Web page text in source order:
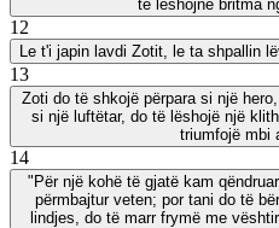
të lëshojnë britma
12
Le t'i japin lavdi Zotit, le ta shpallin
13
Zoti do të shkojë përpara si një
si një luftëtar, do të lëshojë një
triumfojë mbi
14
"Për një kohë të gjatë kam
përmbajtur veten; por tani do të
lindjes, do të marr frymë me